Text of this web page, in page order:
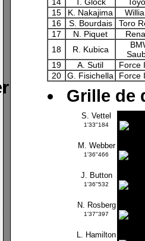
15
K. Nakajima
16
S. Bourdais
Toro
17
N. Piquet
18
R. Kubica
19
A. Sutil
Force
20
G. Fisichella Force
Grille de
S. Vettel
1'33"184
M. Webber
1'36"466
J. Button
1'36"532
N. Rosberg
1'37"397
L. Hamilton